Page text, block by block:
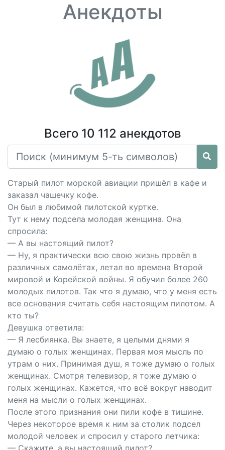
Анекдоты
Всего 10 112 анекдотов
Старый пилот морской авиации пришёл в кафе и
заказал чашечку кофе.
Он был в любимой пилотской куртке.
Тут к нему подсела молодая женщина. Она
спросила:
— А вы настоящий пилот?
— Ну, я практически всю свою жизнь провёл в
различных самолётах, летал во времена Второй
мировой и Корейской войны. Я обучил более 260
молодых пилотов. Так что я думаю, что у меня есть
все основания считать себя настоящим пилотом. А
кто ты?
Девушка ответила:
— Я лесбиянка. Вы знаете, я целыми днями я
думаю о голых женщинах. Первая моя мысль по
утрам о них. Принимая душ, я тоже думаю о голых
женщинах. Смотря телевизор, я тоже думаю о
голых женщинах. Кажется, что всё вокруг наводит
меня на мысли о голых женщинах.
После этого признания они пили кофе в тишине.
Через некоторое время к ним за столик подсел
молодой человек и спросил у старого летчика:
— Скажите, а вы настоящий пилот?